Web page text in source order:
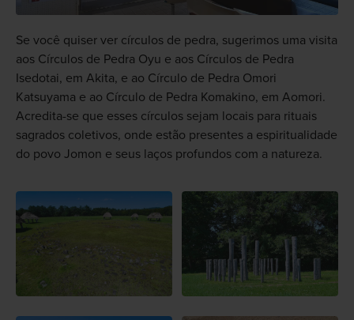
Se você quiser ver círculos de pedra, sugerimos uma visita
aos Círculos de Pedra Oyu e aos Círculos de Pedra
Isedotai, em Akita, e ao Círculo de Pedra Omori
Katsuyama e ao Círculo de Pedra Komakino, em Aomori.
Acredita-se que esses círculos sejam locais para rituais
sagrados coletivos, onde estão presentes a espiritualidade
do povo Jomon e seus laços profundos com a natureza.